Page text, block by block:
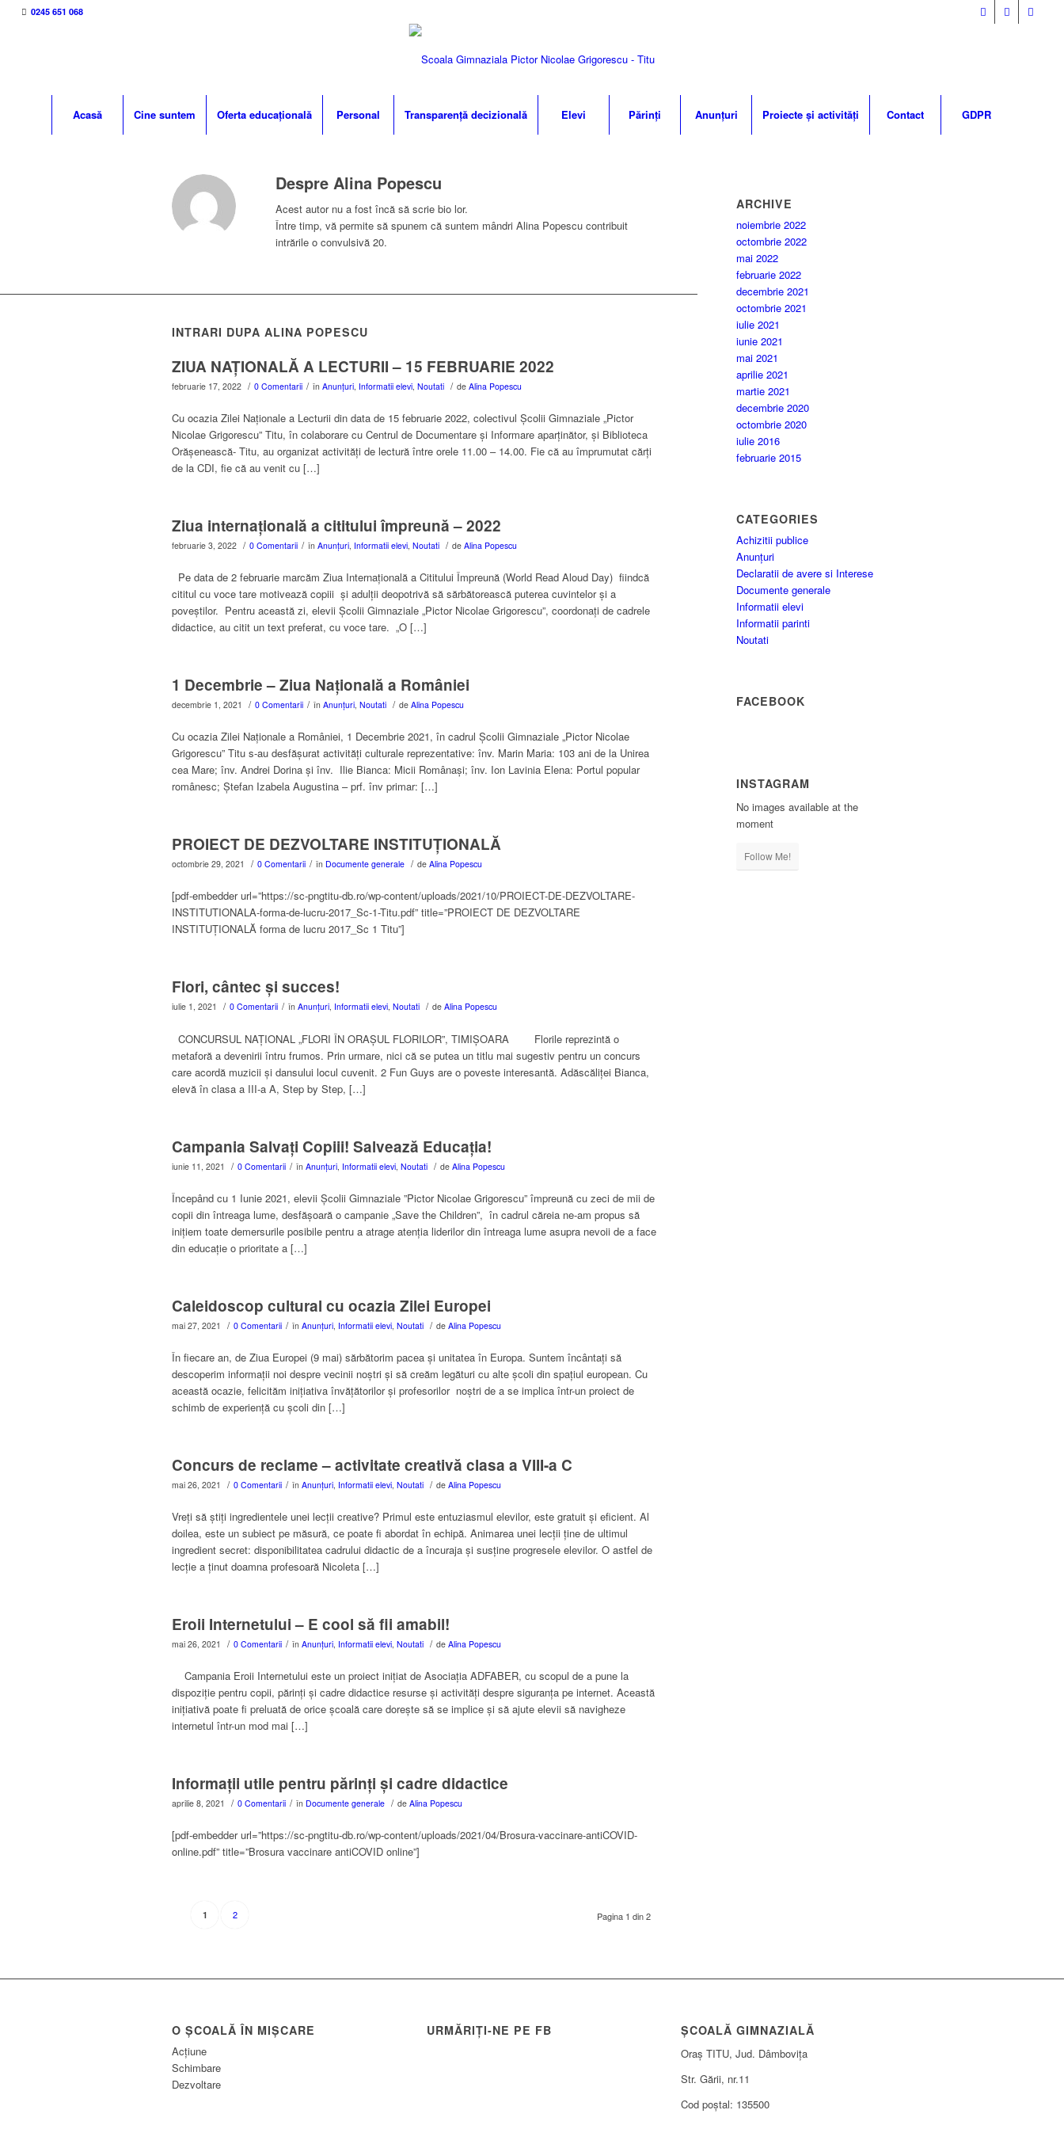
0245 651 068
Acasă Cine suntem Oferta educațională Personal Transparență decizională Elevi Părinți Anunțuri Proiecte și activități Contact GDPR
Despre Alina Popescu
Acest autor nu a fost încă să scrie bio lor.
Între timp, vă permite să spunem că suntem mândri Alina Popescu contribuit
intrările o convulsivă 20.
INTRARI DUPA ALINA POPESCU
ZIUA NAȚIONALĂ A LECTURII – 15 FEBRUARIE 2022
februarie 17, 2022 / 0 Comentarii / în Anunțuri, Informatii elevi, Noutati / de Alina Popescu
Cu ocazia Zilei Naționale a Lecturii din data de 15 februarie 2022, colectivul Școlii Gimnaziale „Pictor
Nicolae Grigorescu” Titu, în colaborare cu Centrul de Documentare și Informare aparținător, și Biblioteca
Orășenească- Titu, au organizat activități de lectură între orele 11.00 – 14.00. Fie că au împrumutat cărți
de la CDI, fie că au venit cu […]
Ziua internațională a cititului împreună – 2022
februarie 3, 2022 / 0 Comentarii / în Anunțuri, Informatii elevi, Noutati / de Alina Popescu
Pe data de 2 februarie marcăm Ziua Internațională a Cititului Împreună (World Read Aloud Day) fiindcă
cititul cu voce tare motivează copiii și adulții deopotrivă să sărbătorească puterea cuvintelor și a
poveștilor. Pentru această zi, elevii Școlii Gimnaziale „Pictor Nicolae Grigorescu”, coordonați de cadrele
didactice, au citit un text preferat, cu voce tare. „O […]
1 Decembrie – Ziua Națională a României
decembrie 1, 2021 / 0 Comentarii / în Anunțuri, Noutati / de Alina Popescu
Cu ocazia Zilei Naționale a României, 1 Decembrie 2021, în cadrul Școlii Gimnaziale „Pictor Nicolae
Grigorescu” Titu s-au desfășurat activități culturale reprezentative: înv. Marin Maria: 103 ani de la Unirea
cea Mare; înv. Andrei Dorina și înv. Ilie Bianca: Micii Românași; înv. Ion Lavinia Elena: Portul popular
românesc; Ștefan Izabela Augustina – prf. înv primar: […]
PROIECT DE DEZVOLTARE INSTITUȚIONALĂ
octombrie 29, 2021 / 0 Comentarii / în Documente generale / de Alina Popescu
[pdf-embedder url=”https://sc-pngtitu-db.ro/wp-content/uploads/2021/10/PROIECT-DE-DEZVOLTARE-
INSTITUTIONALA-forma-de-lucru-2017_Sc-1-Titu.pdf” title=”PROIECT DE DEZVOLTARE
INSTITUŢIONALĂ forma de lucru 2017_Sc 1 Titu”]
Flori, cântec și succes!
iulie 1, 2021 / 0 Comentarii / în Anunțuri, Informatii elevi, Noutati / de Alina Popescu
CONCURSUL NAȚIONAL „FLORI ÎN ORAȘUL FLORILOR”, TIMIȘOARA Florile reprezintă o
metaforă a devenirii întru frumos. Prin urmare, nici că se putea un titlu mai sugestiv pentru un concurs
care acordă muzicii și dansului locul cuvenit. 2 Fun Guys are o poveste interesantă. Adăscăliței Bianca,
elevă în clasa a III-a A, Step by Step, […]
Campania Salvați Copiii! Salvează Educația!
iunie 11, 2021 / 0 Comentarii / în Anunțuri Informatii elevi Noutati / de Alina Popescu
Începând cu 1 Iunie 2021, elevii Școlii Gimnaziale ”Pictor Nicolae Grigorescu” împreună cu zeci de mii de
copii din întreaga lume, desfășoară o campanie „Save the Children”, în cadrul căreia ne-am propus să
inițiem toate demersurile posibile pentru a atrage atenția liderilor din întreaga lume asupra nevoii de a face
din educație o prioritate a […]
Caleidoscop cultural cu ocazia Zilei Europei
mai 27, 2021 / 0 Comentarii / în Anunțuri Informatii elevi Noutati / de Alina Popescu
În fiecare an, de Ziua Europei (9 mai) sărbătorim pacea și unitatea în Europa. Suntem încântați să
descoperim informații noi despre vecinii noștri și să creăm legături cu alte școli din spațiul european. Cu
această ocazie, felicităm inițiativa învățătorilor și profesorilor noștri de a se implica într-un proiect de
schimb de experiență cu școli din […]
Concurs de reclame – activitate creativă clasa a VIII-a C
mai 26, 2021 / 0 Comentarii / în Anunțuri Informatii elevi Noutati / de Alina Popescu
Vreți să știți ingredientele unei lecții creative? Primul este entuziasmul elevilor, este gratuit și eficient. Al
doilea, este un subiect pe măsură, ce poate fi abordat în echipă. Animarea unei lecții ține de ultimul
ingredient secret: disponibilitatea cadrului didactic de a încuraja și susține progresele elevilor. O astfel de
lecție a ținut doamna profesoară Nicoleta […]
Eroii Internetului – E cool să fii amabil!
mai 26, 2021 / 0 Comentarii / în Anunțuri Informatii elevi Noutati / de Alina Popescu
Campania Eroii Internetului este un proiect inițiat de Asociația ADFABER, cu scopul de a pune la
dispoziție pentru copii, părinți și cadre didactice resurse și activități despre siguranța pe internet. Această
inițiativă poate fi preluată de orice școală care dorește să se implice și să ajute elevii să navigheze
internetul într-un mod mai […]
Informații utile pentru părinți și cadre didactice
aprilie 8, 2021 / 0 Comentarii / în Documente generale / de Alina Popescu
[pdf-embedder url=”https://sc-pngtitu-db.ro/wp-content/uploads/2021/04/Brosura-vaccinare-antiCOVID-
online.pdf” title=”Brosura vaccinare antiCOVID online”]
Pagina 1 din 2
1 2
ARCHIVE
noiembrie 2022
octombrie 2022
mai 2022
februarie 2022
decembrie 2021
octombrie 2021
iulie 2021
iunie 2021
mai 2021
aprilie 2021
martie 2021
decembrie 2020
octombrie 2020
iulie 2016
februarie 2015
CATEGORIES
Achizitii publice
Anunțuri
Declaratii de avere si Interese
Documente generale
Informatii elevi
Informatii parinti
Noutati
FACEBOOK
INSTAGRAM
No images available at the
moment
Follow Me!
O ȘCOALĂ ÎN MIȘCARE
Acțiune
Schimbare
Dezvoltare
URMĂRIȚI-NE PE FB ȘCOALĂ GIMNAZIALĂ
Oraș TITU, Jud. Dâmbovița
Str. Gării, nr.11
Cod poștal: 135500